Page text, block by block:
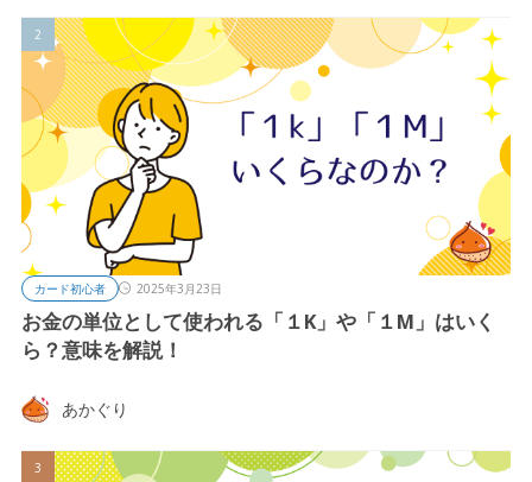
カード初心者 2025年3月23日
お金の単位として使われる「１K」や「１M」はいく
ら？意味を解説！
あかぐり